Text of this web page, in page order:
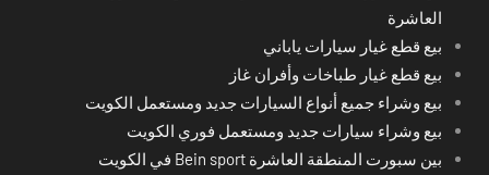
العاشرة
بيع قطع غيار سيارات ياباني
بيع قطع غيار طباخات وأفران غاز
بيع وشراء جميع أنواع السيارات جديد ومستعمل الكويت
بيع وشراء سيارات جديد ومستعمل فوري الكويت
بين سبورت المنطقة العاشرة Bein sport في الكويت